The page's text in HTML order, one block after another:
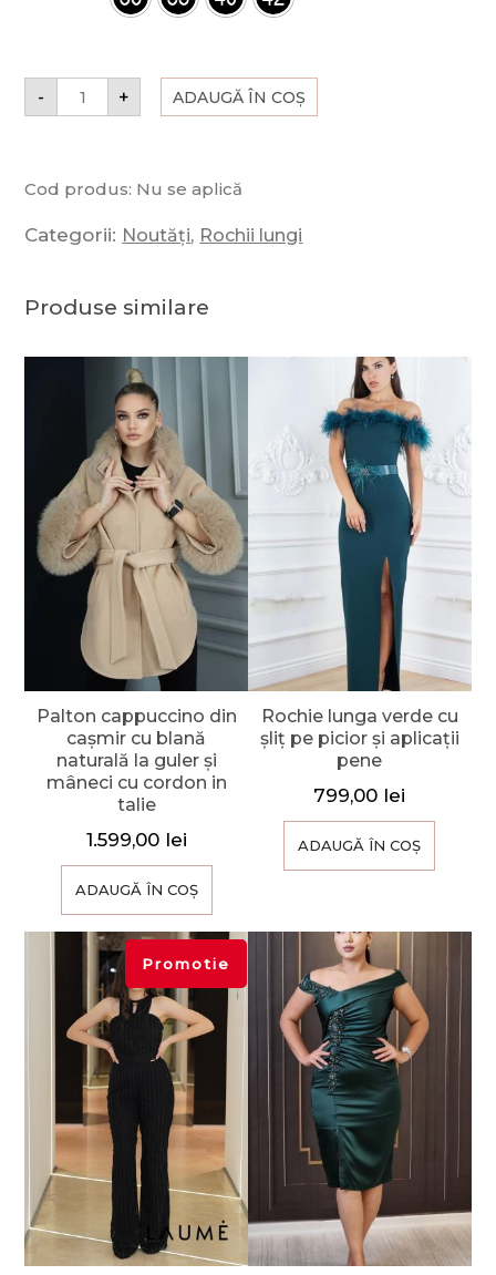
- + ADAUGĂ ÎN COȘ
Cod produs: Nu se aplică
Categorii: Noutăți, Rochii lungi
Produse similare
Palton cappuccino din
cașmir cu blană
naturală la guler și
mâneci cu cordon in
talie
1.599,00 lei
ADAUGĂ ÎN COȘ
Rochie lunga verde cu
șliț pe picior și aplicații
pene
799,00 lei
ADAUGĂ ÎN COȘ
Promotie